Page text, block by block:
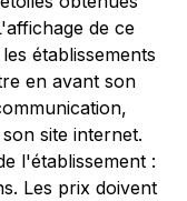
de ce
établissements
en avant son
site internet.
l'établissement :
Les prix doivent